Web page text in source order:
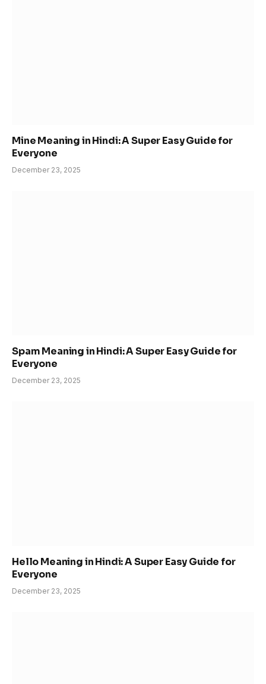
Mine Meaning in Hindi: A Super Easy Guide for
Everyone
December 23, 2025
Spam Meaning in Hindi: A Super Easy Guide for
Everyone
December 23, 2025
Hello Meaning in Hindi: A Super Easy Guide for
Everyone
December 23, 2025